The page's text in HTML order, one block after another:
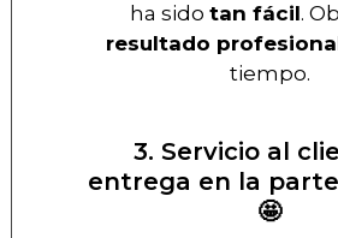
ha sido tan fácil.
resultado
tiempo.
3. Servicio al
entrega en la
🤩